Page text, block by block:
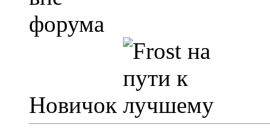
Новичок